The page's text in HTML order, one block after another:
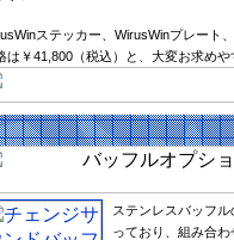
ステッカー、WirusWinプレート
は￥41,800（税込）と、大変お求め
ステンレスバッフ
っており、組み合